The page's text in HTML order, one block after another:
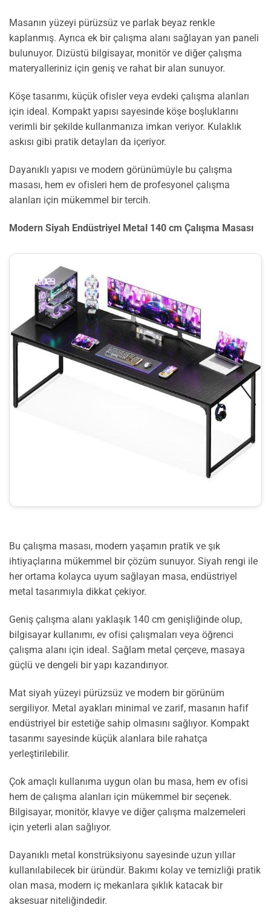
Masanın yüzeyi pürüzsüz ve parlak beyaz renkle
kaplanmış. Ayrıca ek bir çalışma alanı sağlayan yan paneli
bulunuyor. Dizüstü bilgisayar, monitör ve diğer çalışma
materyalleriniz için geniş ve rahat bir alan sunuyor.
Köşe tasarımı, küçük ofisler veya evdeki çalışma alanları
için ideal. Kompakt yapısı sayesinde köşe boşluklarını
verimli bir şekilde kullanmanıza imkan veriyor. Kulaklık
askısı gibi pratik detayları da içeriyor.
Dayanıklı yapısı ve modern görünümüyle bu çalışma
masası, hem ev ofisleri hem de profesyonel çalışma
alanları için mükemmel bir tercih.
Modern Siyah Endüstriyel Metal 140 cm Çalışma Masası
Bu çalışma masası, modern yaşamın pratik ve şık
ihtiyaçlarına mükemmel bir çözüm sunuyor. Siyah rengi ile
her ortama kolayca uyum sağlayan masa, endüstriyel
metal tasarımıyla dikkat çekiyor.
Geniş çalışma alanı yaklaşık 140 cm genişliğinde olup,
bilgisayar kullanımı, ev ofisi çalışmaları veya öğrenci
çalışma alanı için ideal. Sağlam metal çerçeve, masaya
güçlü ve dengeli bir yapı kazandırıyor.
Mat siyah yüzeyi pürüzsüz ve modern bir görünüm
sergiliyor. Metal ayakları minimal ve zarif, masanın hafif
endüstriyel bir estetiğe sahip olmasını sağlıyor. Kompakt
tasarımı sayesinde küçük alanlara bile rahatça
yerleştirilebilir.
Çok amaçlı kullanıma uygun olan bu masa, hem ev ofisi
hem de çalışma alanları için mükemmel bir seçenek.
Bilgisayar, monitör, klavye ve diğer çalışma malzemeleri
için yeterli alan sağlıyor.
Dayanıklı metal konstrüksiyonu sayesinde uzun yıllar
kullanılabilecek bir üründür. Bakımı kolay ve temizliği pratik
olan masa, modern iç mekanlara şıklık katacak bir
aksesuar niteliğindedir.